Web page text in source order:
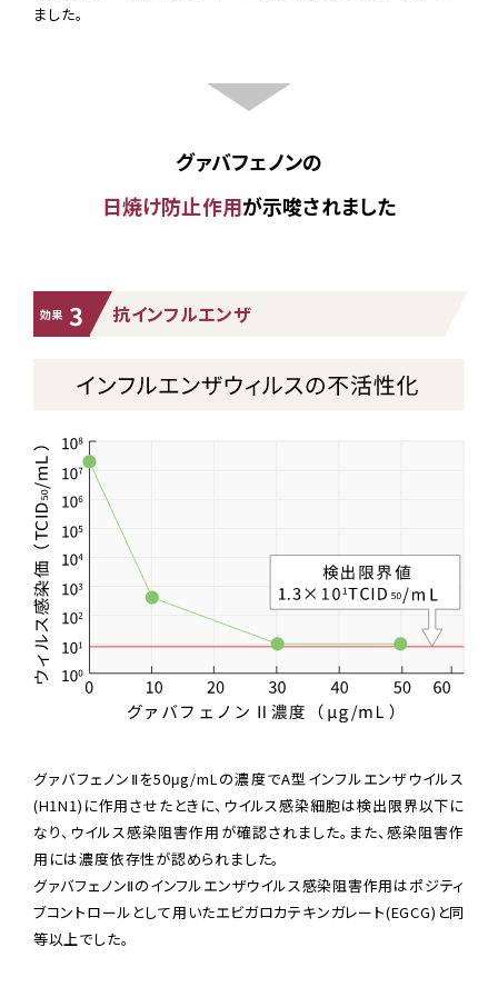
ました。
グァバフェノンの
日焼け防止作用が示唆されました
効果 3 抗インフルエンザ
グァバフェノンⅡを50μg/mLの濃度でA型インフルエンザウイルス
(H1N1)に作用させたときに、ウイルス感染細胞は検出限界以下に
なり、ウイルス感染阻害作用が確認されました。また、感染阻害作
用には濃度依存性が認められました。
グァバフェノンⅡのインフルエンザウイルス感染阻害作用はポジティ
ブコントロールとして用いたエビガロカテキンガレート(EGCG)と同
等以上でした。